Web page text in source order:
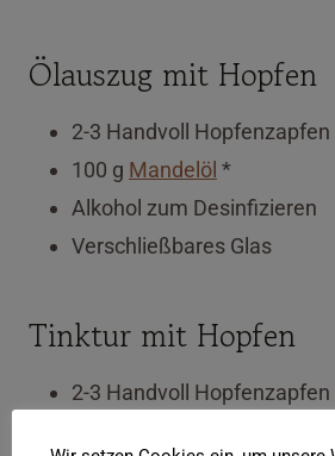
Ölauszug mit Hopfen
2-3 Handvoll Hopfenzapfen
100 g Mandelöl *
Alkohol zum Desinfizieren
Verschließbares Glas
Tinktur mit Hopfen
2-3 Handvoll Hopfenzapfen